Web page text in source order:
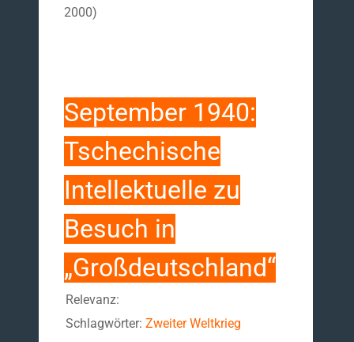
2000)
September 1940:
Tschechische
Intellektuelle zu
Besuch in
„Großdeutschland“
Relevanz:
Schlagwörter: Zweiter Weltkrieg